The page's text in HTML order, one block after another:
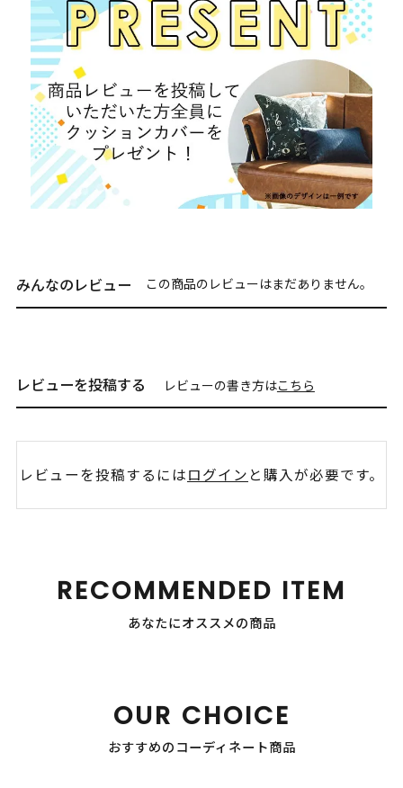
みんなのレビュー この商品のレビューはまだありません。
レビューを投稿する レビューの書き方はこちら
レビューを投稿するにはログイン と購入が必要です。
RECOMMENDED ITEM
あなたにオススメの商品
OUR CHOICE
おすすめのコーディネート商品